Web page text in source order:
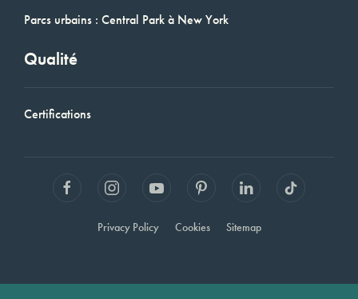
Parcs urbains : Central Park à New York
Qualité
Certifications
Privacy Policy Cookies Sitemap